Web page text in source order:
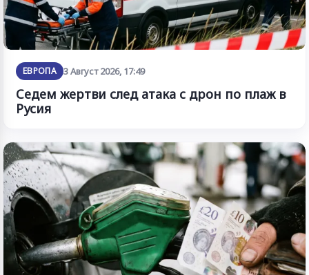
ЕВРОПА 3 Август 2026, 17:49
Седем жертви след атака с дрон по плаж в
Русия